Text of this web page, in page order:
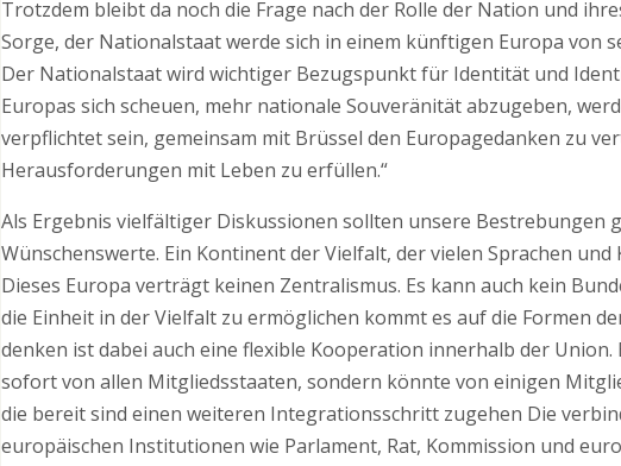
Trotzdem bleibt da noch die Frage nach der Rolle der Nation und
Sorge, der Nationalstaat werde sich in einem künftigen Europa von
Der Nationalstaat wird wichtiger Bezugspunkt für Identität und
Europas sich scheuen, mehr nationale Souveränität abzugeben,
verpflichtet sein, gemeinsam mit Brüssel den Europagedanken zu
Herausforderungen mit Leben zu erfüllen.“
Als Ergebnis vielfältiger Diskussionen sollten unsere Bestrebungen
Wünschenswerte. Ein Kontinent der Vielfalt, der vielen Sprachen
Dieses Europa verträgt keinen Zentralismus. Es kann auch kein
die Einheit in der Vielfalt zu ermöglichen kommt es auf die Formen
denken ist dabei auch eine flexible Kooperation innerhalb der Union.
sofort von allen Mitgliedsstaaten, sondern könnte von einigen
die bereit sind einen weiteren Integrationsschritt zugehen Die
europäischen Institutionen wie Parlament, Rat, Kommission und